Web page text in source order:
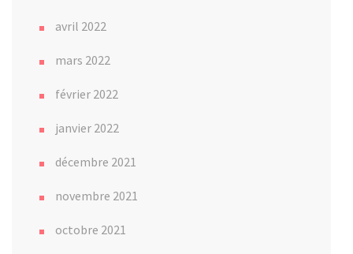
avril 2022
mars 2022
février 2022
janvier 2022
décembre 2021
novembre 2021
octobre 2021